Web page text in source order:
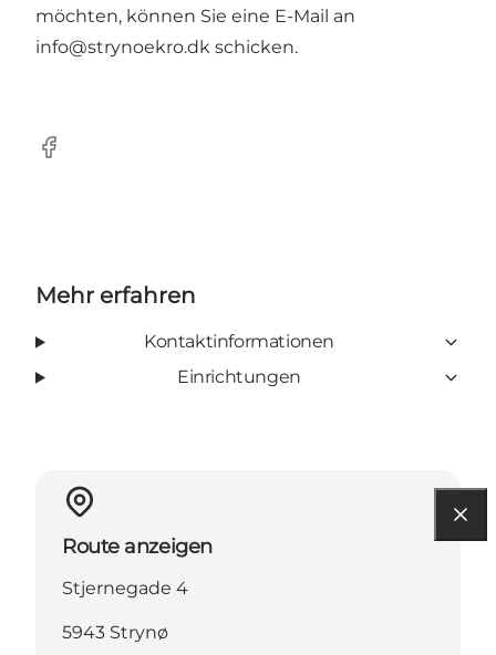
möchten, können Sie eine E-Mail an
info@strynoekro.dk schicken.
Facebook
Mehr erfahren
Kontaktinformationen
Einrichtungen
Route anzeigen
Stjernegade 4
5943 Strynø